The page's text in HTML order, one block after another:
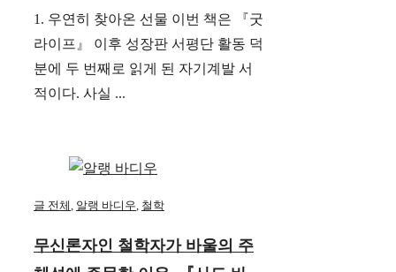
1. 우연히 찾아온 선물 이번 책은 『굿
라이프』 이후 성장판 서평단 활동 덕
분에 두 번째로 읽게 된 자기계발 서
적이다. 사실 ...
글 전체 알랭 바디우 철학
무신론자인 철학자가 바울의 주